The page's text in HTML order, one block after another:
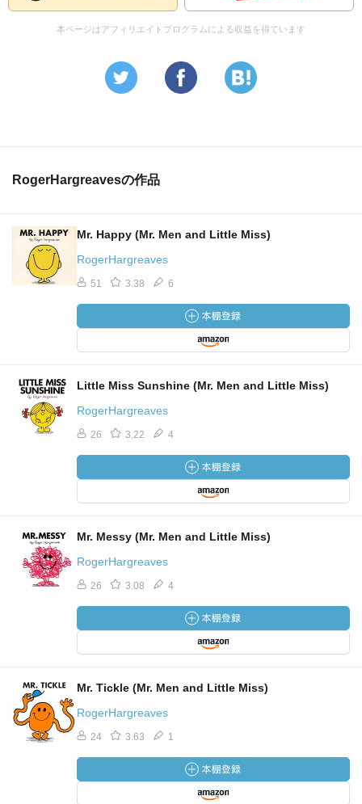
本ページはアフィリエイトプログラムによる収益を得ています
RogerHargreavesの作品
Mr. Happy (Mr. Men and Little Miss)
RogerHargreaves
51 3.38 6
Little Miss Sunshine (Mr. Men and Little Miss)
RogerHargreaves
26 3.22 4
Mr. Messy (Mr. Men and Little Miss)
RogerHargreaves
26 3.08 4
Mr. Tickle (Mr. Men and Little Miss)
RogerHargreaves
24 3.63 1